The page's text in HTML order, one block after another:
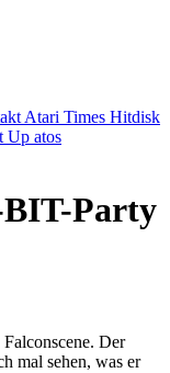
Atari Times Hitdisk
Up atos
Party
Der
mal sehen, was er